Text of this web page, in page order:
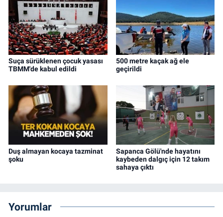
Suça sürüklenen çocuk yasası
TBMM'de kabul edildi
500 metre kaçak ağ ele
geçirildi
Duş almayan kocaya tazminat
şoku
Sapanca Gölü'nde hayatını
kaybeden dalgıç için 12 takım
sahaya çıktı
Yorumlar